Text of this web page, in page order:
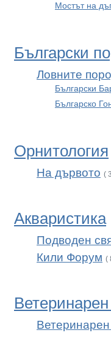
Мостът на
Български
Ловните
Български
Българско
Орнитология
На дървото (
Акваристика
Подводен
Кили Форум (